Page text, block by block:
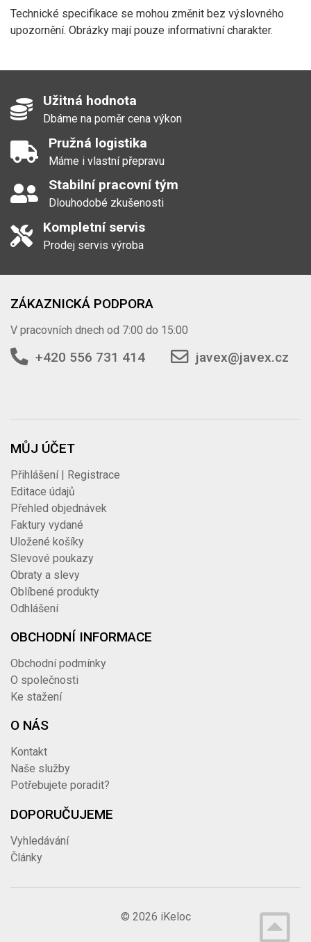
Technické specifikace se mohou změnit bez výslovného
upozornění. Obrázky mají pouze informativní charakter.
Užitná hodnota
Dbáme na poměr cena výkon
Pružná logistika
Máme i vlastní přepravu
Stabilní pracovní tým
Dlouhodobé zkušenosti
Kompletní servis
Prodej servis výroba
ZÁKAZNICKÁ PODPORA
V pracovních dnech od 7:00 do 15:00
+420 556 731 414 javex@javex.cz
MŮJ ÚČET
Přihlášení | Registrace
Editace údajů
Přehled objednávek
Faktury vydané
Uložené košíky
Slevové poukazy
Obraty a slevy
Oblíbené produkty
Odhlášení
OBCHODNÍ INFORMACE
Obchodní podmínky
O společnosti
Ke stažení
O NÁS
Kontakt
Naše služby
Potřebujete poradit?
DOPORUČUJEME
Vyhledávání
Články
© 2026 iKeloc